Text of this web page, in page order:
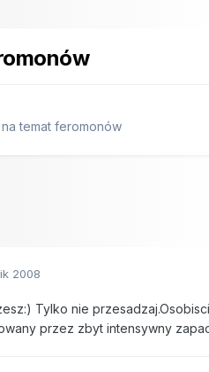
temat feromonów
2008
Tylko nie
przez zbyt intensywny